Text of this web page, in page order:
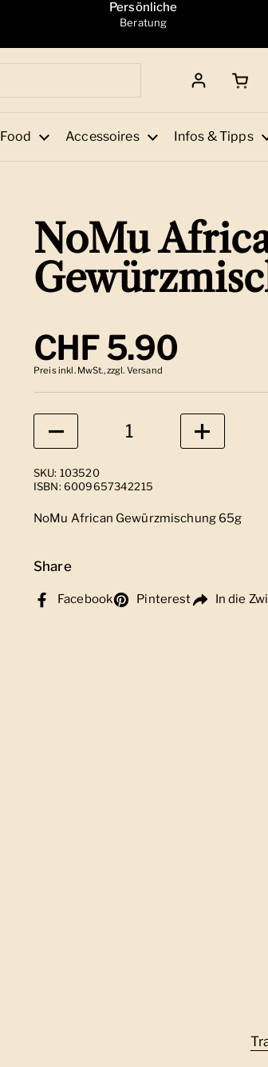
Persönliche
Beratung
Food Accessoires Infos & Tipps
NoMu
Regulärer Preis
CHF 5.90
Preis inkl. MwSt., zzgl. Versand
Anzahl
SKU: 103520
ISBN: 6009657342215
NoMu African Gewürzmischung 65g
Share
Facebook Pinterest In die